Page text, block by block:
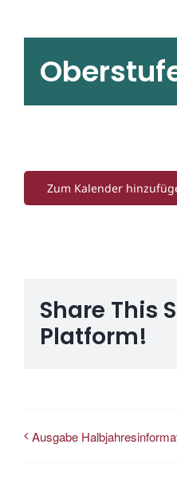
Zum Kalender
Share This
Platform!
Ausgabe